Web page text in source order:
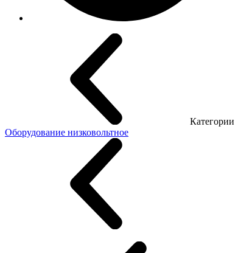
Категории
Оборудование низковольтное